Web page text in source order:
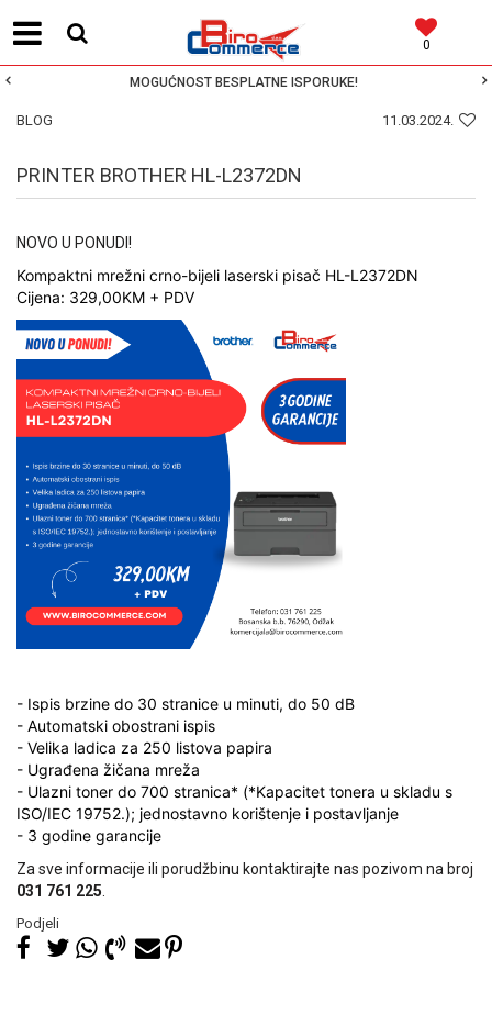
0
MOGUĆNOST BESPLATNE ISPORUKE!
BLOG 11.03.2024.
PRINTER BROTHER HL-L2372DN
NOVO U PONUDI!
Kompaktni mrežni crno-bijeli laserski pisač HL-L2372DN
Cijena: 329,00KM + PDV
- Ispis brzine do 30 stranice u minuti, do 50 dB
- Automatski obostrani ispis
- Velika ladica za 250 listova papira
- Ugrađena žičana mreža
- Ulazni toner do 700 stranica* (*Kapacitet tonera u skladu s
ISO/IEC 19752.); jednostavno korištenje i postavljanje
- 3 godine garancije
Za sve informacije ili porudžbinu kontaktirajte nas pozivom na broj
031 761 225
Podjeli